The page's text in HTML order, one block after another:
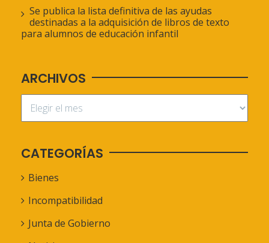
Se publica la lista definitiva de las ayudas
destinadas a la adquisición de libros de texto
para alumnos de educación infantil
ARCHIVOS
CATEGORÍAS
Bienes
Incompatibilidad
Junta de Gobierno